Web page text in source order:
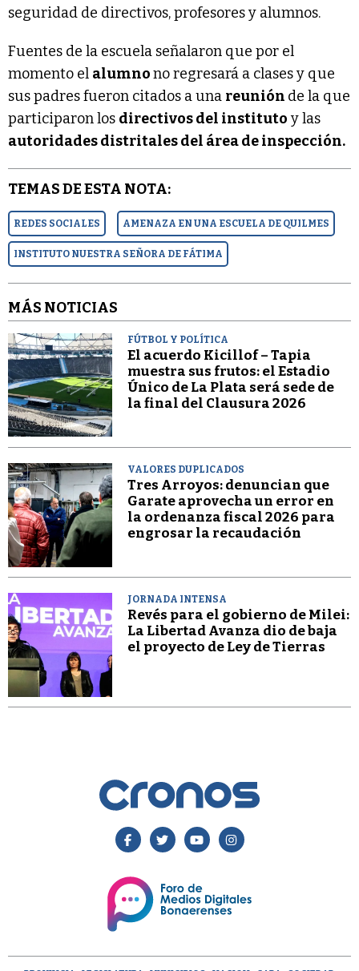
seguridad de directivos, profesores y alumnos.
Fuentes de la escuela señalaron que por el
momento el alumnono regresará a clases y que
sus padres fueron citados a una reunión de la que
participaron los directivos del instituto y las
autoridades distritales del área de inspección.
TEMAS DE ESTA NOTA:
REDES SOCIALES AMENAZA EN UNA ESCUELA DE QUILMES
INSTITUTO NUESTRA SEÑORA DE FÁTIMA
MÁS NOTICIAS
FÚTBOL Y POLÍTICA
El acuerdo Kicillof – Tapia
muestra sus frutos: el Estadio
Único de La Plata será sede de
la final del Clausura 2026
VALORES DUPLICADOS
Tres Arroyos: denuncian que
Garate aprovecha un error en
la ordenanza fiscal 2026 para
engrosar la recaudación
JORNADA INTENSA
Revés para el gobierno de Milei:
La Libertad Avanza dio de baja
el proyecto de Ley de Tierras